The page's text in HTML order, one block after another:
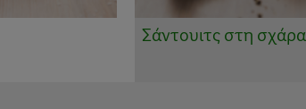
Σάντουιτς στη σχάρα